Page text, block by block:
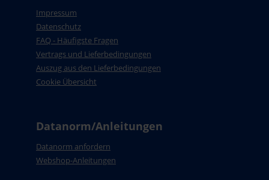
Impressum
Datenschutz
FAQ - Häufigste Fragen
Vertrags und Lieferbedingungen
Auszug aus den Lieferbedingungen
Cookie Übersicht
Datanorm/Anleitungen
Datanorm anfordern
Webshop-Anleitungen